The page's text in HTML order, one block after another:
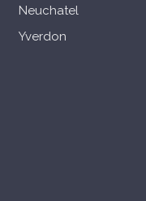
Neuchatel
Yverdon